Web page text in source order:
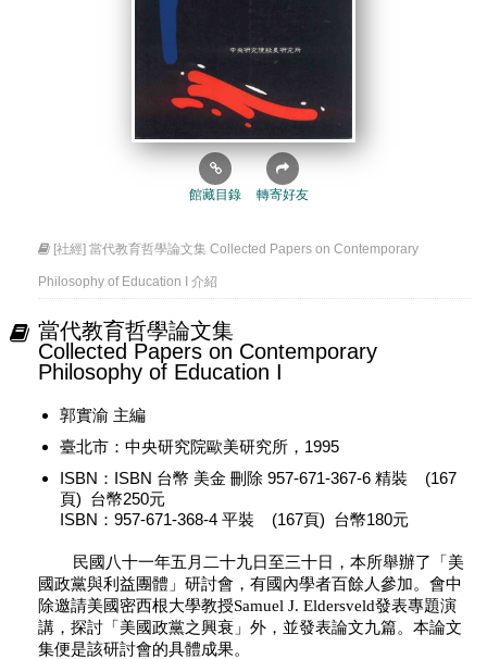
館藏目錄 轉寄好友
[社經] 當代教育哲學論文集 Collected Papers on Contemporary
Philosophy of Education I 介紹
當代教育哲學論文集
Collected Papers on Contemporary
Philosophy of Education I
郭實渝 主編
臺北市：中央研究院歐美研究所，1995
ISBN：ISBN 台幣 美金 刪除 957-671-367-6 精裝 (167
頁) 台幣250元
ISBN：957-671-368-4 平裝 (167頁) 台幣180元
民國八十一年五月二十九日至三十日，本所舉辦了「美
國政黨與利益團體」研討會，有國內學者百餘人參加。會中
除邀請美國密西根大學教授Samuel J. Eldersveld發表專題演
講，探討「美國政黨之興衰」外，並發表論文九篇。本論文
集便是該研討會的具體成果。